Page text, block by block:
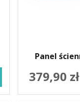
Panel
379,90 zł